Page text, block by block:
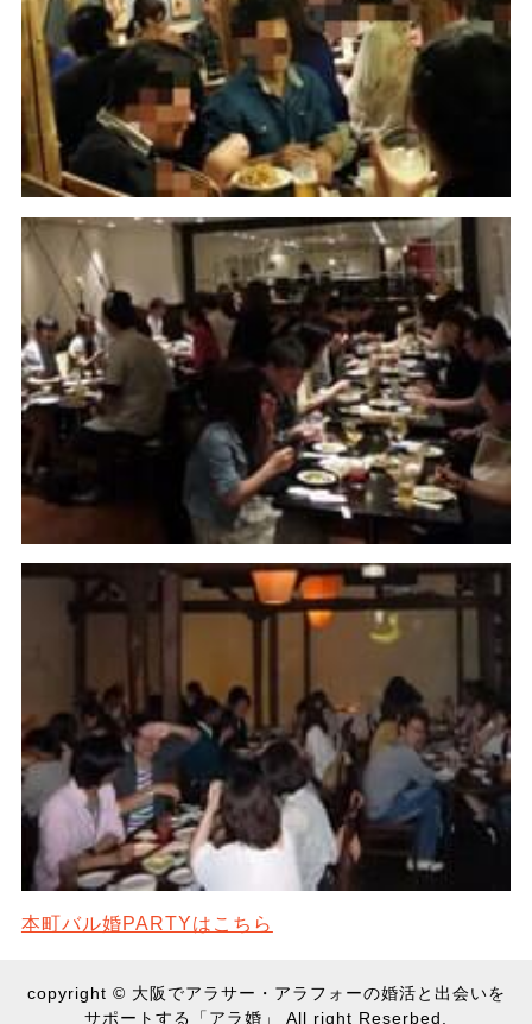
本町バル婚PARTYはこちら
copyright © 大阪でアラサー・アラフォーの婚活と出会いを
サポートする「アラ婚」 All right Reserbed.